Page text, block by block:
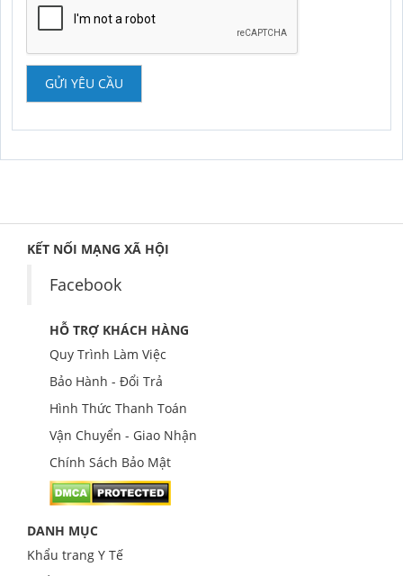
GỬI YÊU CẦU
KẾT NỐI MẠNG XÃ HỘI
Facebook
HỖ TRỢ KHÁCH HÀNG
Quy Trình Làm Việc
Bảo Hành - Đổi Trả
Hình Thức Thanh Toán
Vận Chuyển - Giao Nhận
Chính Sách Bảo Mật
DANH MỤC
Khẩu trang Y Tế